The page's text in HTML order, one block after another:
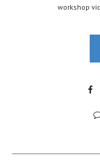
workshop